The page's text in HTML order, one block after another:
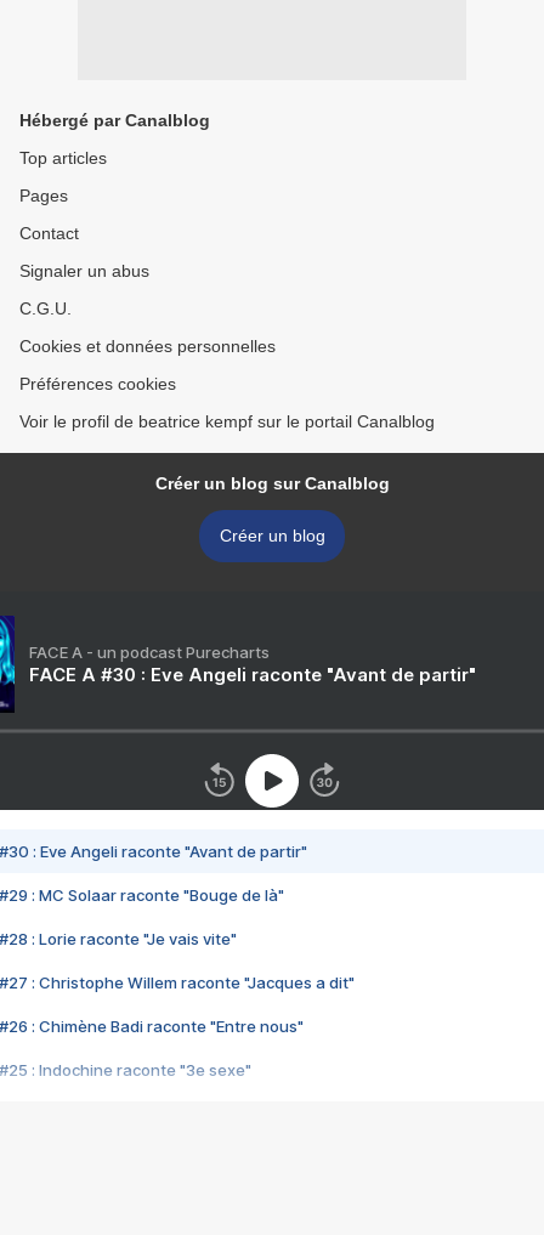
Hébergé par Canalblog
Top articles
Pages
Contact
Signaler un abus
C.G.U.
Cookies et données personnelles
Préférences cookies
Voir le profil de beatrice kempf sur le portail Canalblog
Créer un blog sur Canalblog
Créer un blog
FACE A - un podcast Purecharts
FACE A #30 : Eve Angeli raconte "Avant de partir"
#30 : Eve Angeli raconte "Avant de partir"
#29 : MC Solaar raconte "Bouge de là"
#28 : Lorie raconte "Je vais vite"
#27 : Christophe Willem raconte "Jacques a dit"
#26 : Chimène Badi raconte "Entre nous"
#25 : Indochine raconte "3e sexe"